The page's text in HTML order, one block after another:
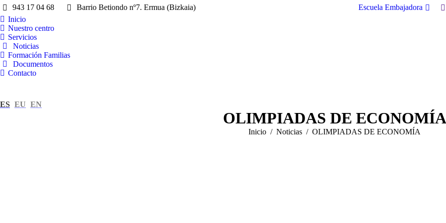
943 17 04 68 Barrio Betiondo nº7. Ermua (Bizkaia) Escuela Embajadora
Inicio
Nuestro centro
Servicios
Noticias
Formación Familias
Documentos
Contacto
ES EU EN
OLIMPIADAS DE ECONOMÍA
Estás aquí:
Inicio Noticias OLIMPIADAS DE ECONOMÍA